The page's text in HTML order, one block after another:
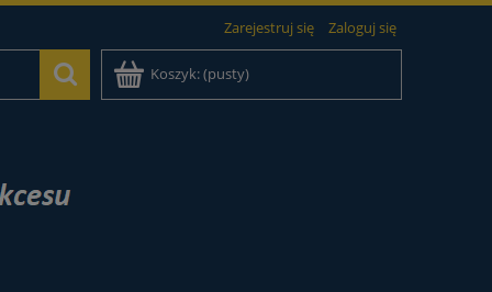
Zarejestruj się Zaloguj się
Koszyk:(pusty)